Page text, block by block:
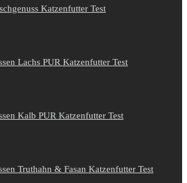
Katzenfutter Test
Lachs PUR Katzenfutter Test
Kalb PUR Katzenfutter Test
Truthahn & Fasan Katzenfutter Test